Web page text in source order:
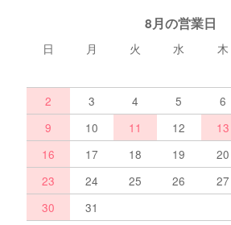
8月の営業日
日 月 火 水 木
2
3 4 5 6
9
10 11 12 13
16
17 18 19 20
23
24 25 26 27
30
31